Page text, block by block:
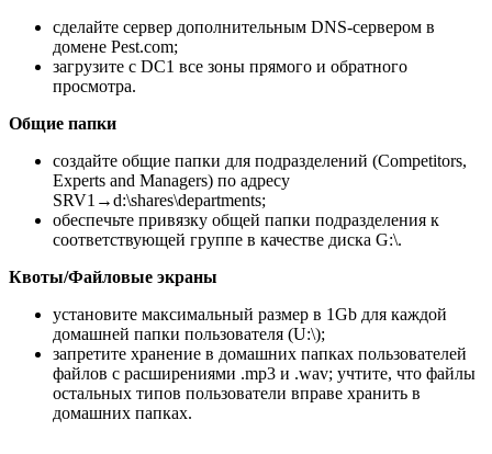
сделайте сервер дополнительным DNS-сервером в
домене Pest.com;
загрузите c DC1 все зоны прямого и обратного
просмотра.
Общие папки
создайте общие папки для подразделений (Competitors,
Experts and Managers) по адресу
SRV1→d:\shares\departments;
обеспечьте привязку общей папки подразделения к
соответствующей группе в качестве диска G:\.
Квоты/Файловые экраны
установите максимальный размер в 1Gb для каждой
домашней папки пользователя (U:\);
запретите хранение в домашних папках пользователей
файлов с расширениями .mp3 и .wav; учтите, что файлы
остальных типов пользователи вправе хранить в
домашних папках.